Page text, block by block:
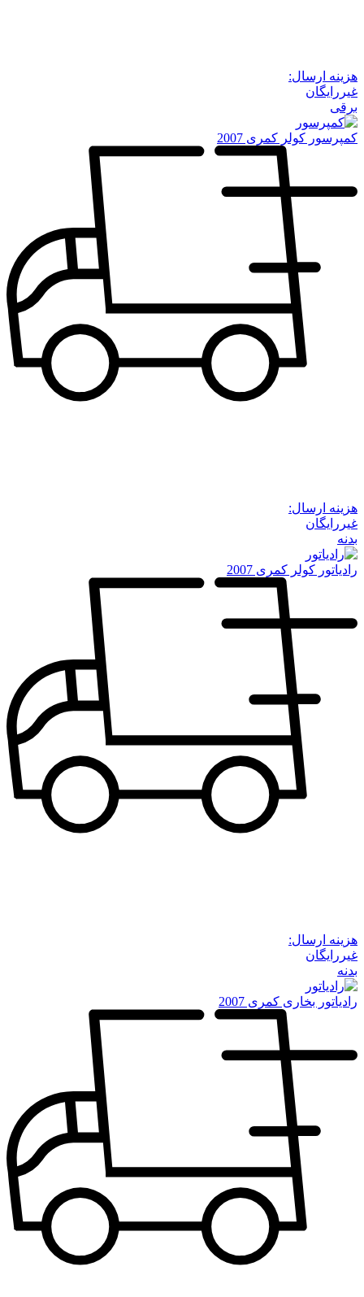
هزینه ارسال:
غیررایگان
برقی
کمپرسور کولر کمری 2007
هزینه ارسال:
غیررایگان
بدنه
رادیاتور کولر کمری 2007
هزینه ارسال:
غیررایگان
بدنه
رادیاتور بخاری کمری 2007